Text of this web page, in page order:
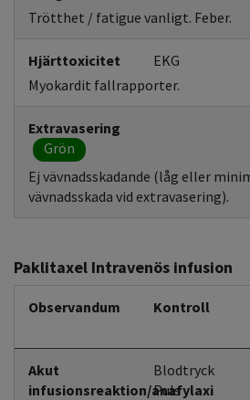
Trötthet / fatigue vanligt. Feber.
Hjärttoxicitet
EKG
Myokardit fallrapporter.
Extravasering
Grön
Ej vävnadsskadande (låg eller
vävnadsskada vid extravasering).
Paklitaxel Intravenös infusion
Observandum Kontroll
Akut
infusionsreaktion/anafylaxi
Blodtryck
Puls